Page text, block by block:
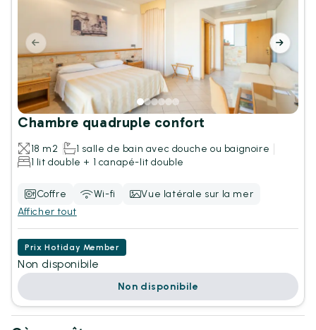
Chambre quadruple confort
18 m2
1 salle de bain avec douche ou baignoire
1 lit double + 1 canapé-lit double
Coffre Wi-fi
Vue latérale sur la mer
Afficher tout
Prix Hotiday Member
Non disponibile
Non disponibile